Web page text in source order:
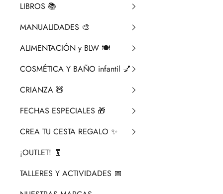
LIBROS 📚​
MANUALIDADES 🎨​
ALIMENTACIÓN y BLW 🍽️
COSMÉTICA Y BAÑO infantil 💅
CRIANZA ​🧸​
FECHAS ESPECIALES 🎁
CREA TU CESTA REGALO ✨
¡OUTLET! 🧾
TALLERES Y ACTIVIDADES 📅